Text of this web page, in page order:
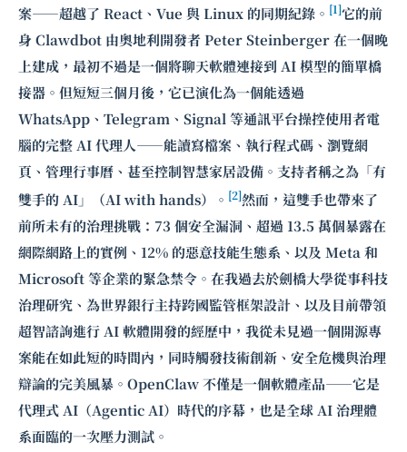
案——超越了 React、Vue 與 Linux 的同期紀錄。 [1]它的前
身 Clawdbot 由奧地利開發者 Peter Steinberger 在一個晚
上建成，最初不過是一個將聊天軟體連接到 AI 模型的簡單橋
接器。但短短三個月後，它已演化為一個能透過
WhatsApp、Telegram、Signal 等通訊平台操控使用者電
腦的完整 AI 代理人——能讀寫檔案、執行程式碼、瀏覽網
頁、管理行事曆、甚至控制智慧家居設備。支持者稱之為「有
雙手的 AI」（AI with hands）。 [2]然而，這雙手也帶來了
前所未有的治理挑戰：73 個安全漏洞、超過 13.5 萬個暴露在
網際網路上的實例、12% 的惡意技能生態系、以及 Meta 和
Microsoft 等企業的緊急禁令。在我過去於劍橋大學從事科技
治理研究、為世界銀行主持跨國監管框架設計、以及目前帶領
超智諮詢進行 AI 軟體開發的經歷中，我從未見過一個開源專
案能在如此短的時間內，同時觸發技術創新、安全危機與治理
辯論的完美風暴。OpenClaw 不僅是一個軟體產品——它是
代理式 AI（Agentic AI）時代的序幕，也是全球 AI 治理體
系面臨的一次壓力測試。